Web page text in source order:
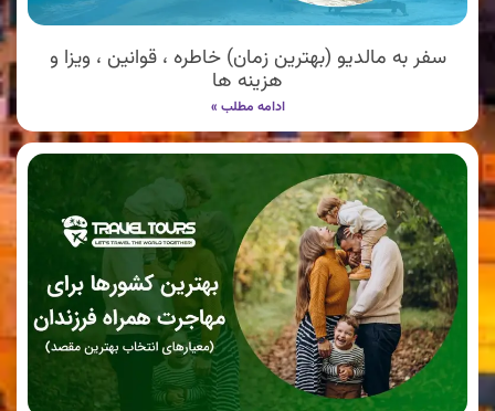
سفر به مالدیو (بهترین زمان) خاطره ، قوانین ، ویزا و
هزینه ها
ادامه مطلب »